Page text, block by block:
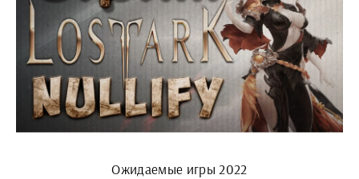
Ожидаемые игры 2022